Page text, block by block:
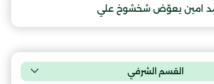
امين يعوّض شخشوخ علي
القسم الشرفي